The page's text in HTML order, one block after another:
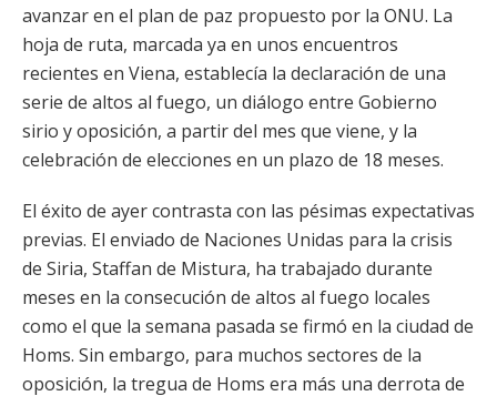
avanzar en el plan de paz propuesto por la ONU. La
hoja de ruta, marcada ya en unos encuentros
recientes en Viena, establecía la declaración de una
serie de altos al fuego, un diálogo entre Gobierno
sirio y oposición, a partir del mes que viene, y la
celebración de elecciones en un plazo de 18 meses.
El éxito de ayer contrasta con las pésimas expectativas
previas. El enviado de Naciones Unidas para la crisis
de Siria, Staffan de Mistura, ha trabajado durante
meses en la consecución de altos al fuego locales
como el que la semana pasada se firmó en la ciudad de
Homs. Sin embargo, para muchos sectores de la
oposición, la tregua de Homs era más una derrota de